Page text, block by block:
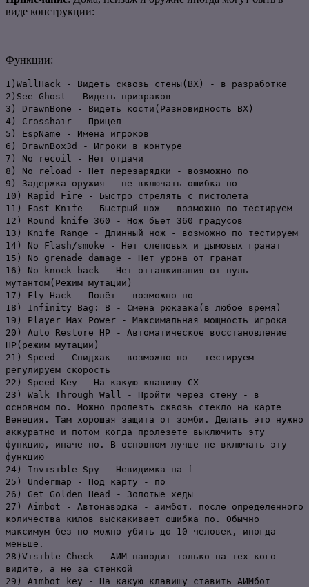
виде конструкции:
Функции:
1)WallHack - Видеть сквозь стены(ВХ) - в разработке
2)See Ghost - Видеть призраков
3) DrawnBone - Видеть кости(Разновидность ВХ)
4) Crosshair - Прицел
5) EspName - Имена игроков
6) DrawnBox3d - Игроки в контуре
7) No recoil - Нет отдачи
8) No reload - Нет перезарядки - возможно по
9) Задержка оружия - не включать ошибка по
10) Rapid Fire - Быстро стрелять с пистолета
11) Fast Knife - Быстрый нож - возможно по тестируем
12) Round knife 360 - Нож бьёт 360 градусов
13) Knife Range - Длинный нож - возможно по тестируем
14) No Flash/smoke - Нет слеповых и дымовых гранат
15) No grenade damage - Нет урона от гранат
16) No knock back - Нет отталкивания от пуль
мутантом(Режим мутации)
17) Fly Hack - Полёт - возможно по
18) Infinity Bag: В - Смена рюкзака(в любое время)
19) Player Max Power - Максимальная мощность игрока
20) Auto Restore HP - Автоматическое восстановление
HP(режим мутации)
21) Speed - Спидхак - возможно по - тестируем
регулируем скорость
22) Speed Key - На какую клавишу СХ
23) Walk Through Wall - Пройти через стену - в
основном по. Можно пролезть сквозь стекло на карте
Венеция. Там хорошая защита от зомби. Делать это нужно
аккуратно и потом когда пролезете выключить эту
функцию, иначе по. В основном лучше не включать эту
функцию
24) Invisible Spy - Невидимка на f
25) Undermap - Под карту - по
26) Get Golden Head - Золотые хеды
27) Aimbot - Автонаводка - аимбот. после определенного
количества килов выскакивает ошибка по. Обычно
максимум без по можно убить до 10 человек, иногда
меньше.
28)Visible Check - АИМ наводит только на тех кого
видите, а не за стенкой
29) Aimbot key - На какую клавишу ставить АИМбот